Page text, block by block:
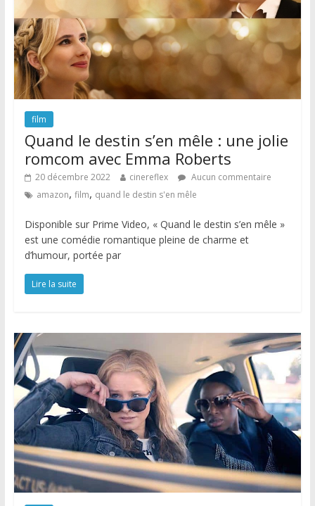
film
Quand le destin s’en mêle : une jolie
romcom avec Emma Roberts
20 décembre 2022 cinereflex
Aucun commentaire
amazon, film, quand le destin s'en mêle
Disponible sur Prime Video, « Quand le destin s’en mêle »
est une comédie romantique pleine de charme et
d’humour, portée par
Lire la suite